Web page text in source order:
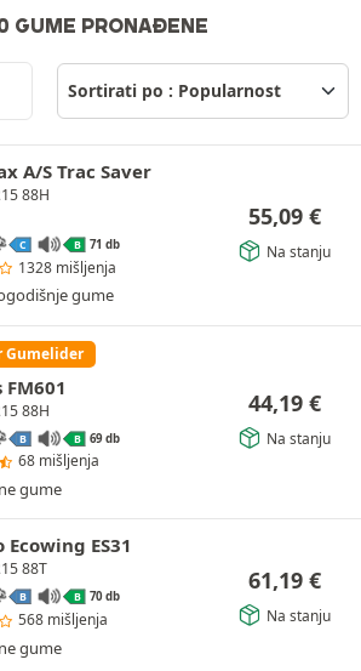
GUME PRONAĐENE
A/S Trac Saver
88H
C B 71 db
1328 mišljenja
gume
55,09 €
Na stanju
Gumelider
88H
B B 69 db
68 mišljenja
gume
44,19 €
Na stanju
Ecowing ES31
88T
B B 70 db
568 mišljenja
gume
61,19 €
Na stanju